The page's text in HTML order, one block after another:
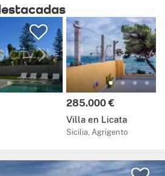
Precio:
285.000 €
Villa en Licata
Sicilia, Agrigento